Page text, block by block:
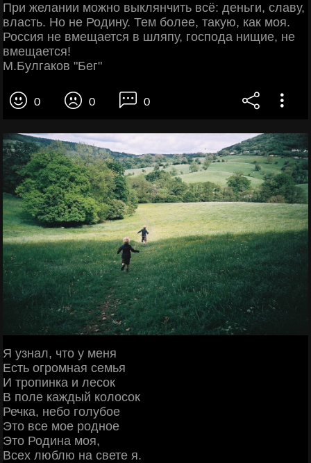
При желании можно выклянчить всё: деньги, славу,
власть. Но не Родину. Тем более, такую, как моя.
Россия не вмещается в шляпу, господа нищие, не
вмещается!
М.Булгаков "Бег"
0 0 0
Я узнал, что у меня
Есть огромная семья
И тропинка и лесок
В поле каждый колосок
Речка, небо голубое
Это все мое родное
Это Родина моя,
Всех люблю на свете я.